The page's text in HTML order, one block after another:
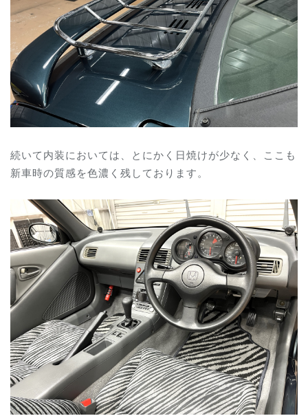
続いて内装においては、とにかく日焼けが少なく、ここも
新車時の質感を色濃く残しております。